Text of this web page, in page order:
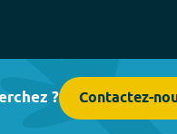
? Contactez-